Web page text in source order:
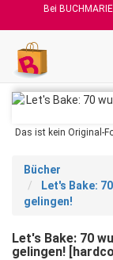
Bei
Das ist kein Original-
Bücher
Let's Bake:
gelingen!
Let's Bake: 70
gelingen!